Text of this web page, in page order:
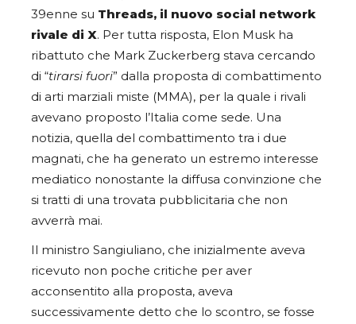
39enne su Threads, il nuovo social network
rivale di X. Per tutta risposta, Elon Musk ha
ribattuto che Mark Zuckerberg stava cercando
di “tirarsi fuori” dalla proposta di combattimento
di arti marziali miste (MMA), per la quale i rivali
avevano proposto l’Italia come sede. Una
notizia, quella del combattimento tra i due
magnati, che ha generato un estremo interesse
mediatico nonostante la diffusa convinzione che
si tratti di una trovata pubblicitaria che non
avverrà mai.
Il ministro Sangiuliano, che inizialmente aveva
ricevuto non poche critiche per aver
acconsentito alla proposta, aveva
successivamente detto che lo scontro, se fosse